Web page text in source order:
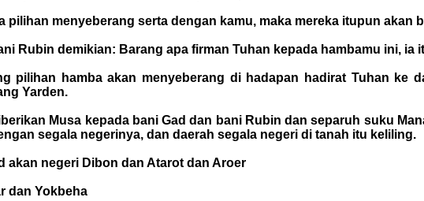
pilihan menyeberang serta dengan kamu, maka mereka itupun
Rubin demikian: Barang apa firman Tuhan kepada hambamu ini, ia
pilihan hamba akan menyeberang di hadapan hadirat Tuhan ke
Yarden.
Musa kepada bani Gad dan bani Rubin dan separuh suku
segala negerinya, dan daerah segala negeri di tanah itu keliling.
akan negeri Dibon dan Atarot dan Aroer
dan Yokbeha